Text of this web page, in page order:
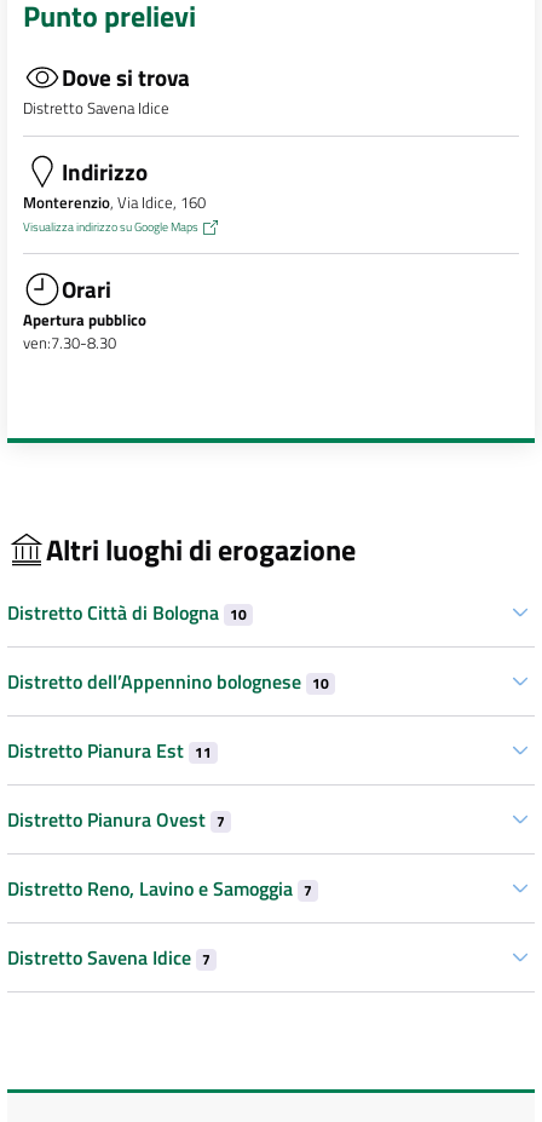
Punto prelievi
Dove si trova
Distretto Savena Idice
Indirizzo
Monterenzio, Via Idice, 160
Visualizza indirizzo su Google Maps
Orari
Apertura pubblico
ven:7.30-8.30
Altri luoghi di erogazione
Distretto Città di Bologna 10
Distretto dell’Appennino bolognese 10
Distretto Pianura Est 11
Distretto Pianura Ovest 7
Distretto Reno, Lavino e Samoggia 7
Distretto Savena Idice 7